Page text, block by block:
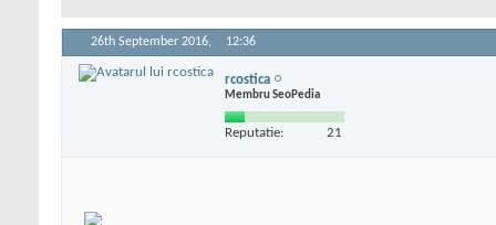
26th September 2016, 12:36
rcostica
Membru SeoPedia
Reputatie: 21